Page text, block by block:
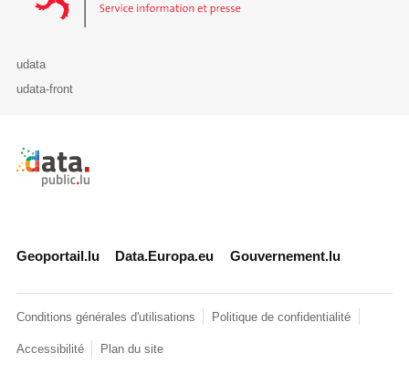
udata
udata-front
Retour à l'accueil de data.public.lu
Geoportail.lu Data.Europa.eu Gouvernement.lu
Conditions générales d'utilisations Politique de confidentialité
Accessibilité Plan du site